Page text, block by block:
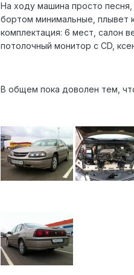
На ходу машина просто
бортом минимальные, плывет
комплектация: 6 мест, салон
потолочный монитор с CD,
В общем пока доволен тем,